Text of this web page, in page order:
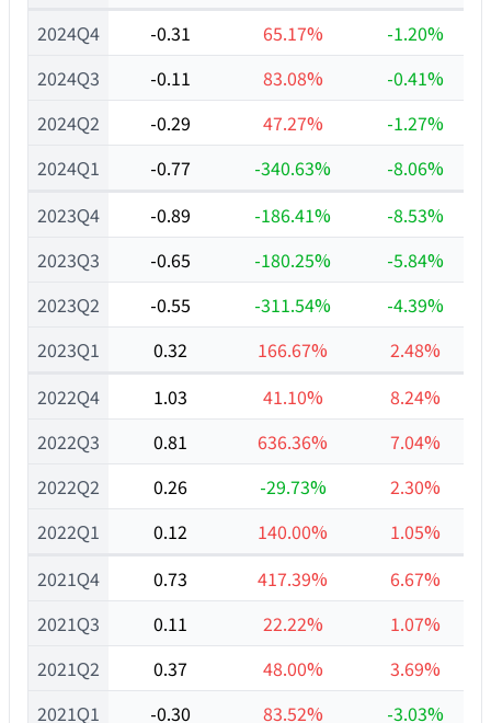
2024Q4
2024Q3
2024Q2
2024Q1
2023Q4
2023Q3
2023Q2
2023Q1
2022Q4
2022Q3
2022Q2
2022Q1
2021Q4
2021Q3
2021Q2
2021Q1
-0.31
65.17%
-1.20%
-0.11
83.08%
-0.41%
-0.29
47.27%
-1.27%
-0.77
-340.63%
-8.06%
-0.89
-186.41%
-8.53%
-0.65
-180.25%
-5.84%
-0.55
-311.54%
-4.39%
0.32
166.67%
2.48%
1.03
41.10%
8.24%
0.81
636.36%
7.04%
0.26
-29.73%
2.30%
0.12
140.00%
1.05%
0.73
417.39%
6.67%
0.11
22.22%
1.07%
0.37
48.00%
3.69%
-0.30
83.52% -3.03%